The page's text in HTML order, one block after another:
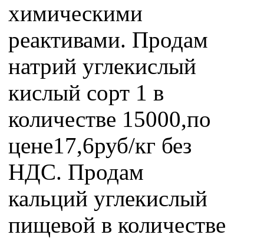
химическими
реактивами. Продам
натрий углекислый
кислый сорт 1 в
количестве 15000,по
цене17,6руб/кг без
НДС. Продам
кальций углекислый
пищевой в количестве